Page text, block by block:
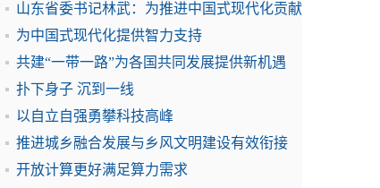
山东省委书记林武：为推进中国式现代化贡献
为中国式现代化提供智力支持
共建“一带一路”为各国共同发展提供新机遇
扑下身子 沉到一线
以自立自强勇攀科技高峰
推进城乡融合发展与乡风文明建设有效衔接
开放计算更好满足算力需求